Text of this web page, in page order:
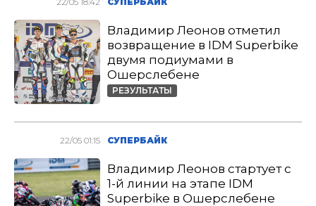
Владимир Леонов отметил
возвращение в IDM Superbike
двумя подиумами в
Ошерслебене
РЕЗУЛЬТАТЫ
22/05 01:15 СУПЕРБАЙК
Владимир Леонов стартует с
1-й линии на этапе IDM
Superbike в Ошерслебене